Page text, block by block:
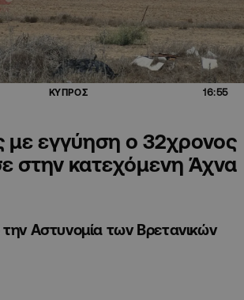
ΚΥΠΡΟΣ 16:55
με εγγύηση ο 32χρονος
στην κατεχόμενη Άχνα
Αστυνομία των Βρετανικών